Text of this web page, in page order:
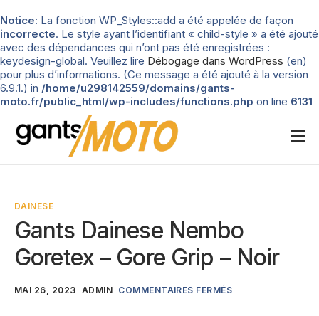
Notice: La fonction WP_Styles::add a été appelée de façon
incorrecte. Le style ayant l’identifiant « child-style » a été ajouté
avec des dépendances qui n’ont pas été enregistrées :
keydesign-global. Veuillez lire Débogage dans WordPress (en)
pour plus d’informations. (Ce message a été ajouté à la version
6.9.1.) in /home/u298142559/domains/gants-
moto.fr/public_html/wp-includes/functions.php on line 6131
Nos tests
Types de gants
Guide d’achat
DAINESE
Gants Dainese Nembo
Goretex – Gore Grip – Noir
MAI 26, 2023 ADMIN COMMENTAIRES FERMÉS